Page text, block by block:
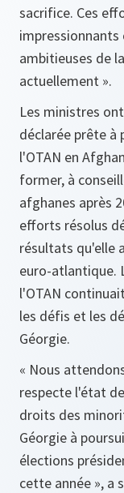
sacrifice. Ces
ambitieuses de
actuellement ».
Les ministres
déclarée prête à
l'OTAN en
former, à
afghanes après
efforts résolus
résultats qu'elle
euro-atlantique.
l'OTAN
les défis et les
Géorgie.
« Nous
respecte l'état
droits des
Géorgie à
élections
cette année », a